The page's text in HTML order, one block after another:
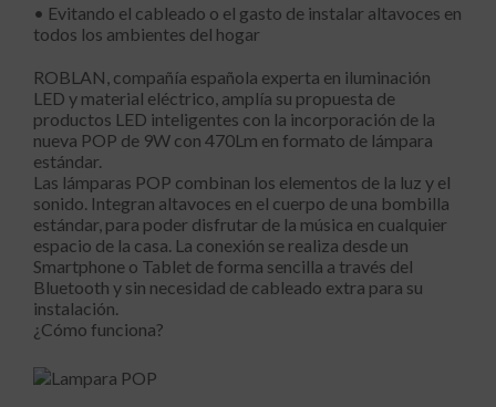
• Evitando el cableado o el gasto de instalar altavoces en
todos los ambientes del hogar
ROBLAN, compañía española experta en iluminación
LED y material eléctrico, amplía su propuesta de
productos LED inteligentes con la incorporación de la
nueva POP de 9W con 470Lm en formato de lámpara
estándar.
Las lámparas POP combinan los elementos de la luz y el
sonido. Integran altavoces en el cuerpo de una bombilla
estándar, para poder disfrutar de la música en cualquier
espacio de la casa. La conexión se realiza desde un
Smartphone o Tablet de forma sencilla a través del
Bluetooth y sin necesidad de cableado extra para su
instalación.
¿Cómo funciona?